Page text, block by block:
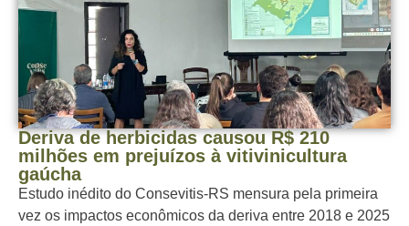
Deriva de herbicidas causou R$ 210
milhões em prejuízos à vitivinicultura
gaúcha
Estudo inédito do Consevitis-RS mensura pela primeira
vez os impactos econômicos da deriva entre 2018 e 2025